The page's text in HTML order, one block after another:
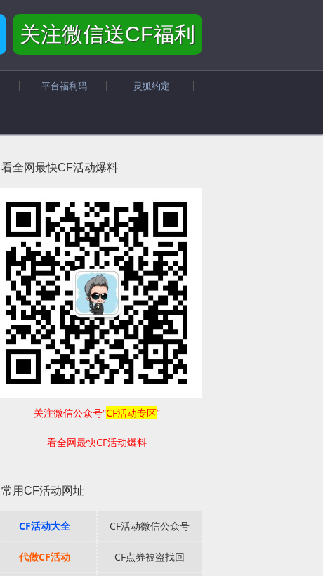
关注微信送CF福利
平台福利码 灵狐约定
看全网最快CF活动爆料
关注微信公众号“CF活动专区”
看全网最快CF活动爆料
常用CF活动网址
CF活动大全 CF活动微信公众号
代做CF活动 CF点券被盗找回